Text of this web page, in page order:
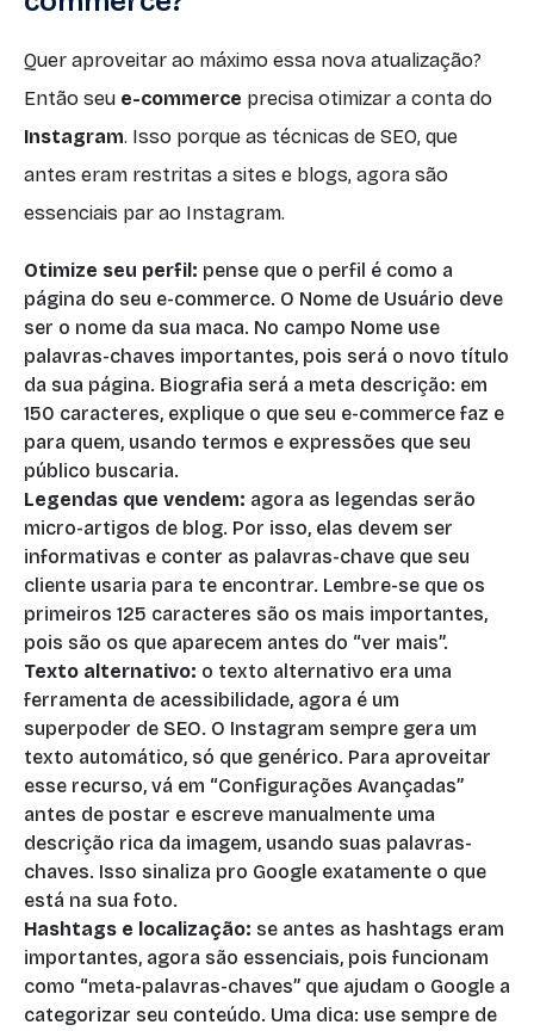
Quer aproveitar ao máximo essa nova atualização?
Então seu e-commerce precisa otimizar a conta do
Instagram. Isso porque as técnicas de SEO, que
antes eram restritas a sites e blogs, agora são
essenciais par ao Instagram.
Otimize seu perfil: pense que o perfil é como a
página do seu e-commerce. O Nome de Usuário deve
ser o nome da sua maca. No campo Nome use
palavras-chaves importantes, pois será o novo título
da sua página. Biografia será a meta descrição: em
150 caracteres, explique o que seu e-commerce faz e
para quem, usando termos e expressões que seu
público buscaria.
Legendas que vendem: agora as legendas serão
micro-artigos de blog. Por isso, elas devem ser
informativas e conter as palavras-chave que seu
cliente usaria para te encontrar. Lembre-se que os
primeiros 125 caracteres são os mais importantes,
pois são os que aparecem antes do “ver mais”.
Texto alternativo: o texto alternativo era uma
ferramenta de acessibilidade, agora é um
superpoder de SEO. O Instagram sempre gera um
texto automático, só que genérico. Para aproveitar
esse recurso, vá em “Configurações Avançadas”
antes de postar e escreve manualmente uma
descrição rica da imagem, usando suas palavras-
chaves. Isso sinaliza pro Google exatamente o que
está na sua foto.
Hashtags e localização: se antes as hashtags eram
importantes, agora são essenciais, pois funcionam
como “meta-palavras-chaves” que ajudam o Google a
categorizar seu conteúdo. Uma dica: use sempre de